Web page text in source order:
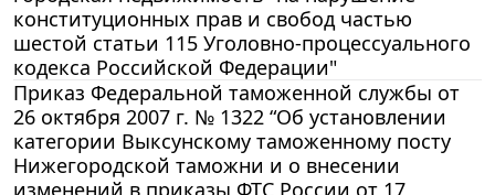
конституционных прав и свобод частью
шестой статьи 115 Уголовно-процессуального
кодекса Российской Федерации"
Приказ Федеральной таможенной службы от
26 октября 2007 г. № 1322 “Об установлении
категории Выксунскому таможенному посту
Нижегородской таможни и о внесении
изменений в приказы ФТС России от 17